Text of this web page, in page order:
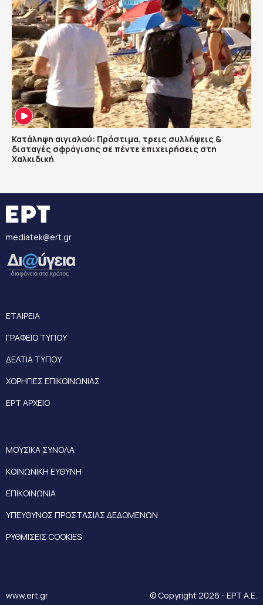
Κατάληψη αιγιαλού: Πρόστιμα, τρεις συλλήψεις &
διαταγές σφράγισης σε πέντε επιχειρήσεις στη
Χαλκιδική
mediatek@ert.gr
ΕΤΑΙΡΕΙΑ
ΓΡΑΦΕΙΟ ΤΥΠΟΥ
ΔΕΛΤΙΑ ΤΥΠΟΥ
ΧΟΡΗΓΙΕΣ ΕΠΙΚΟΙΝΩΝΙΑΣ
ΕΡΤ ΑΡΧΕΙΟ
ΜΟΥΣΙΚΑ ΣΥΝΟΛΑ
ΚΟΙΝΩΝΙΚΗ ΕΥΘΥΝΗ
ΕΠΙΚΟΙΝΩΝΙΑ
ΥΠΕΥΘΥΝΟΣ ΠΡΟΣΤΑΣΙΑΣ ΔΕΔΟΜΕΝΩΝ
ΡΥΘΜΙΣΕΙΣ COOKIES
www.ert.gr © Copyright 2026 - ΕΡΤ Α.Ε.